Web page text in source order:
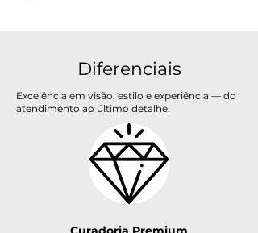
Diferenciais
Excelência em visão, estilo e experiência — do
atendimento ao último detalhe.